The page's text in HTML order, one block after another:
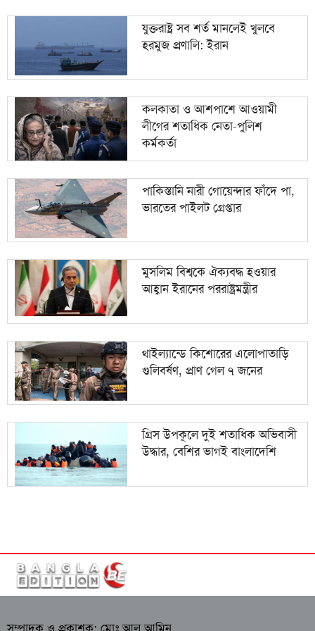
যুক্তরাষ্ট্র সব শর্ত মানলেই খুলবে
হরমুজ প্রণালি: ইরান
কলকাতা ও আশপাশে আওয়ামী
লীগের শতাধিক নেতা-পুলিশ
কর্মকর্তা
পাকিস্তানি নারী গোয়েন্দার ফাঁদে পা,
ভারতের পাইলট গ্রেপ্তার
মুসলিম বিশ্বকে ঐক্যবদ্ধ হওয়ার
আহ্বান ইরানের পররাষ্ট্রমন্ত্রীর
থাইল্যান্ডে কিশোরের এলোপাতাড়ি
গুলিবর্ষণ, প্রাণ গেল ৭ জনের
গ্রিস উপকূলে দুই শতাধিক অভিবাসী
উদ্ধার, বেশির ভাগই বাংলাদেশি